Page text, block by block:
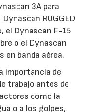
3A para
RUGGED
el Dynascan F-15
o el Dynascan
en banda aérea.
importancia de
trabajo antes de
como la
o a los golpes,